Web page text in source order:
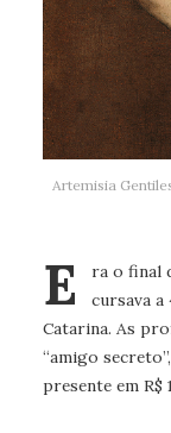
Artemisia
E
ra o final
cursava a
Catarina. As
“amigo
presente em R$